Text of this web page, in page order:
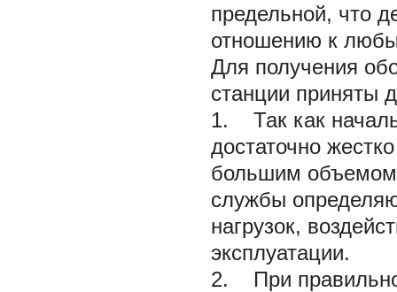
предельной, что
отношению к
Для получения
станции приняты
1. Так как
достаточно
большим объемом
службы
нагрузок,
эксплуатации.
2. При